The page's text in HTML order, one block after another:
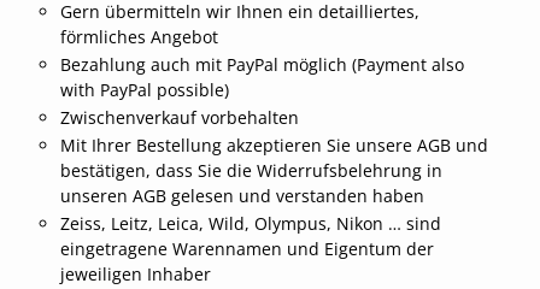
Gern übermitteln wir Ihnen ein detailliertes,
förmliches Angebot
Bezahlung auch mit PayPal möglich (Payment also
with PayPal possible)
Zwischenverkauf vorbehalten
Mit Ihrer Bestellung akzeptieren Sie unsere AGB und
bestätigen, dass Sie die Widerrufsbelehrung in
unseren AGB gelesen und verstanden haben
Zeiss, Leitz, Leica, Wild, Olympus, Nikon … sind
eingetragene Warennamen und Eigentum der
jeweiligen Inhaber